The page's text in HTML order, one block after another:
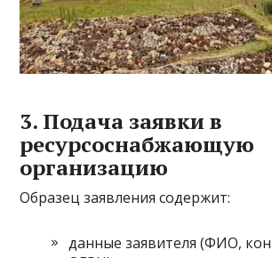
3. Подача заявки в
ресурсоснабжающую
организацию
Образец заявления содержит:
данные заявителя (ФИО,